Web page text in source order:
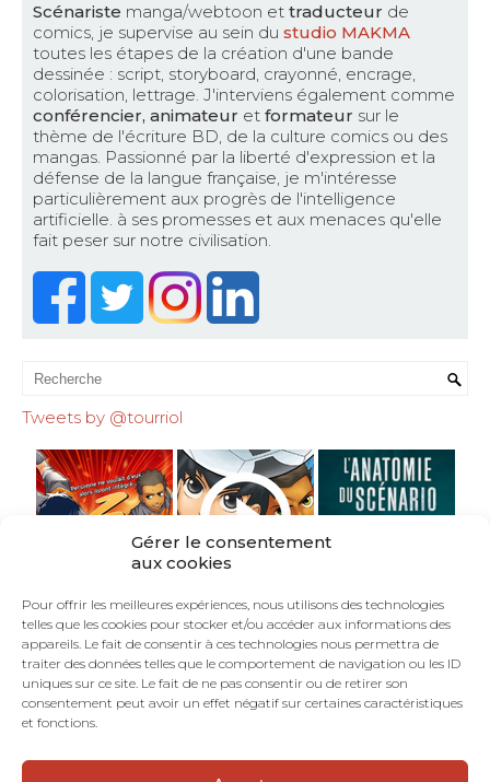
Gérer le consentement
aux cookies
Pour offrir les meilleures expériences, nous utilisons des technologies
telles que les cookies pour stocker et/ou accéder aux informations des
appareils. Le fait de consentir à ces technologies nous permettra de
traiter des données telles que le comportement de navigation ou les ID
uniques sur ce site. Le fait de ne pas consentir ou de retirer son
consentement peut avoir un effet négatif sur certaines caractéristiques
et fonctions.
Scénariste manga/webtoon et traducteur de
comics, je supervise au sein du studio MAKMA
toutes les étapes de la création d'une bande
dessinée : script, storyboard, crayonné, encrage,
colorisation, lettrage. J'interviens également comme
conférencier, animateur et formateur sur le
thème de l'écriture BD, de la culture comics ou des
mangas. Passionné par la liberté d'expression et la
défense de la langue française, je m'intéresse
particulièrement aux progrès de l'intelligence
artificielle. à ses promesses et aux menaces qu'elle
fait peser sur notre civilisation.
Tweets by @tourriol